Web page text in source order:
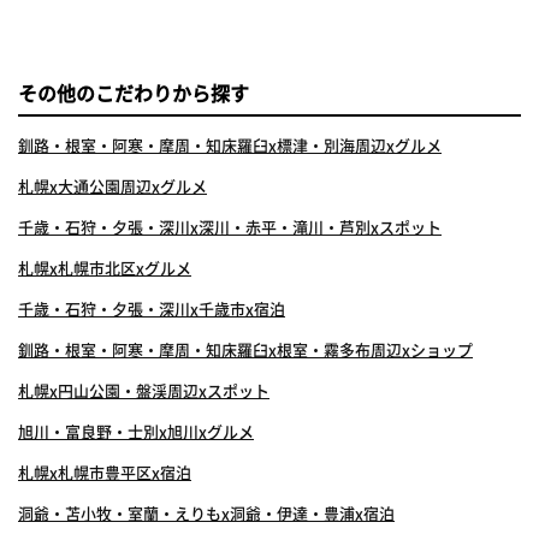
その他のこだわりから探す
釧路・根室・阿寒・摩周・知床羅臼x標津・別海周辺xグルメ
札幌x大通公園周辺xグルメ
千歳・石狩・夕張・深川x深川・赤平・滝川・芦別xスポット
札幌x札幌市北区xグルメ
千歳・石狩・夕張・深川x千歳市x宿泊
釧路・根室・阿寒・摩周・知床羅臼x根室・霧多布周辺xショップ
札幌x円山公園・盤渓周辺xスポット
旭川・富良野・士別x旭川xグルメ
札幌x札幌市豊平区x宿泊
洞爺・苫小牧・室蘭・えりもx洞爺・伊達・豊浦x宿泊